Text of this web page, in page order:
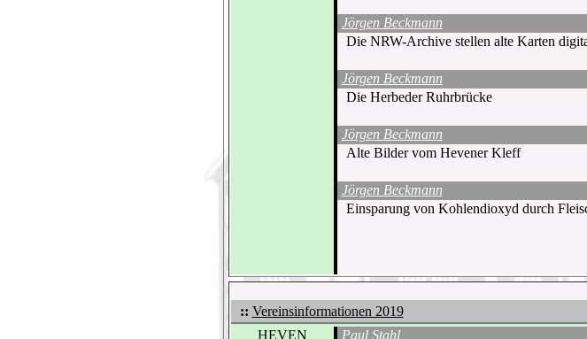
Jörgen Beckmann
Die NRW-Archive stellen alte Karten
Jörgen Beckmann
Die Herbeder Ruhrbrücke
Jörgen Beckmann
Alte Bilder vom Hevener Kleff
Jörgen Beckmann
Einsparung von Kohlendioxyd durch
:: Vereinsinformationen 2019
HEVEN
Paul Stahl